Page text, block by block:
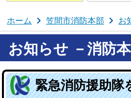
ホーム 笠間市消防本部 お
お知らせ －消防
緊急消防援助隊